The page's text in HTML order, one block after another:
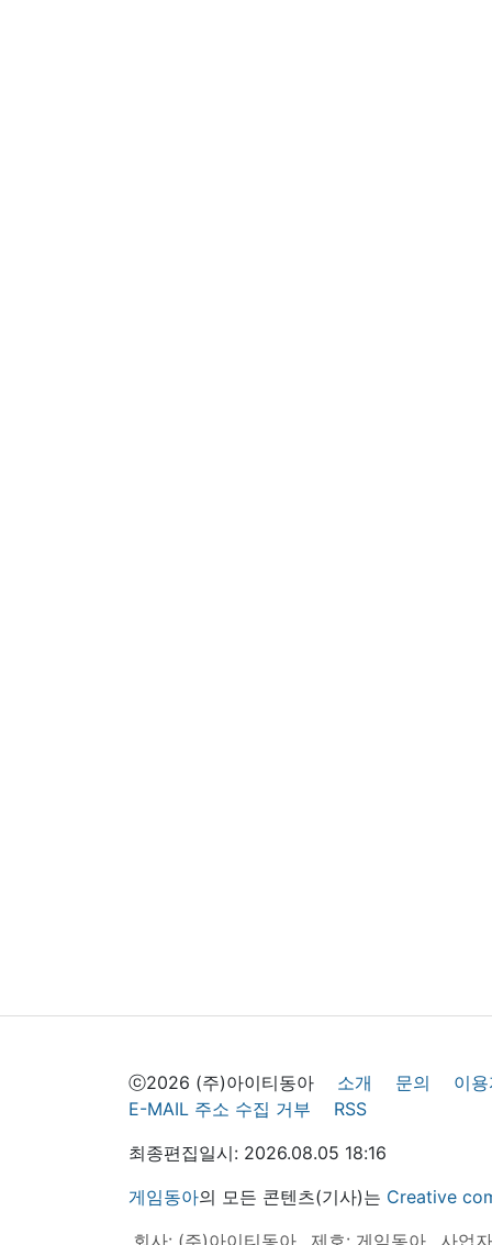
ⓒ2026 (주)아이티동아 소개 문의
이
E-MAIL 주소 수집 거부
RSS
최종편집일시: 2026.08.05 18:16
게임동아의 모든 콘텐츠(기사)는 Creative
회사: (주)아이티동아
제호: 게임동아 사업